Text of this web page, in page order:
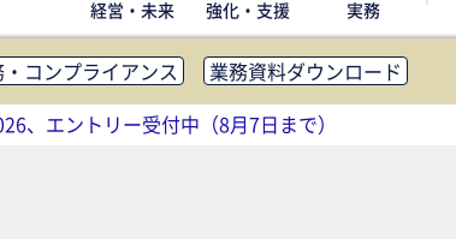
経営・未来 強化・支援 実務
コンプライアンス
業務資料ダウンロード
コミュニケーション活性化
FM・オフィス移転
アウトソーシング・BPO
調査・レポート
、エントリー受付中（8月7日まで）